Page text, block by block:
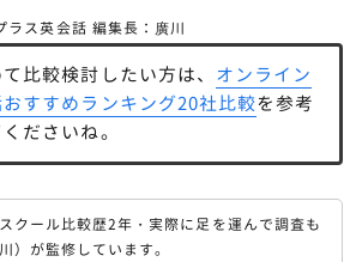
比較検討したい方は、 オンライン
すすめランキング20社比較を参考
ださいね。
クール比較歴2年・実際に足を運んで調査も
）が監修しています。